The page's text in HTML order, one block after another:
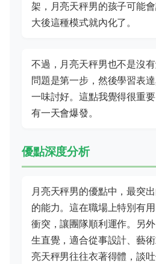
架，月亮天秤男的孩子可能
大後這種模式就內化了。
不過，月亮天秤男也不是沒
問題是第一步，然後學習表
一味討好。這點我覺得很重
有一天會爆發。
優點深度分析
月亮天秤男的優點中，最突
的能力。這在職場上特別有
衝突，讓團隊順利運作。另
生直覺，適合從事設計、藝
亮天秤男往往衣著得體，談